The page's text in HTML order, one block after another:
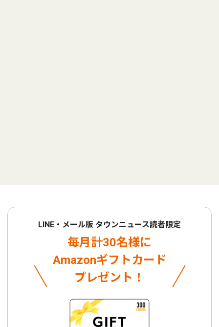
LINE・メール版 タウンニュース読者限定
毎月計30名様に
Amazonギフトカード
プレゼント！